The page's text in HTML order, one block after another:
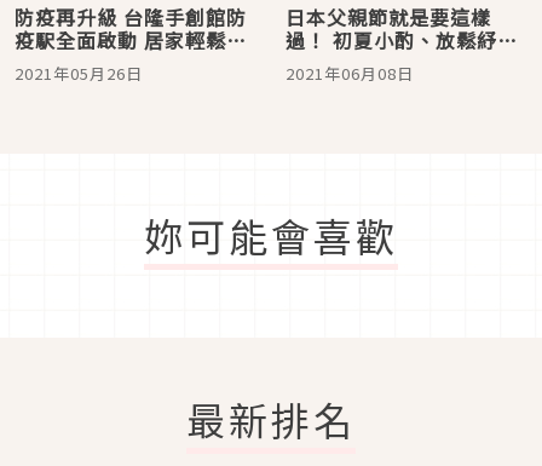
防疫再升級 台隆手創館防
疫駅全面啟動 居家輕鬆防
疫 生活質感UP！
2021年05月26日
日本父親節就是要這樣
過！ 初夏小酌、放鬆紓
壓，台隆陪你在家歡度父
親節！
2021年06月08日
妳可能會喜歡
最新排名